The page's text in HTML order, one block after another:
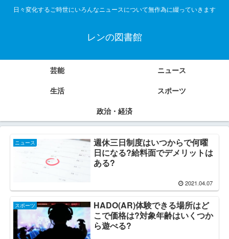
日々変化するご時世にいろんなニュースについて無作為に綴っていきます
レンの図書館
芸能
ニュース
生活
スポーツ
政治・経済
ニュース
週休三日制度はいつからで何曜
日になる?給料面でデメリットは
ある?
2021.04.07
スポーツ
HADO(AR)体験できる場所はど
こで価格は?対象年齢はいくつか
ら遊べる?